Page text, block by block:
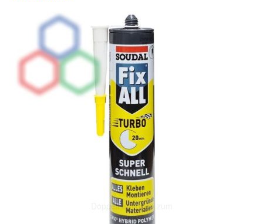
Doppelt antippen zum
vergrößern